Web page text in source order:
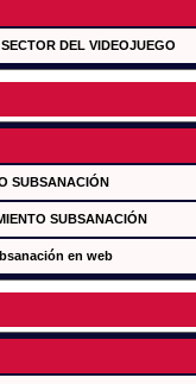
DEL VIDEOJUEGO
SUBSANACIÓN
SUBSANACIÓN
en web